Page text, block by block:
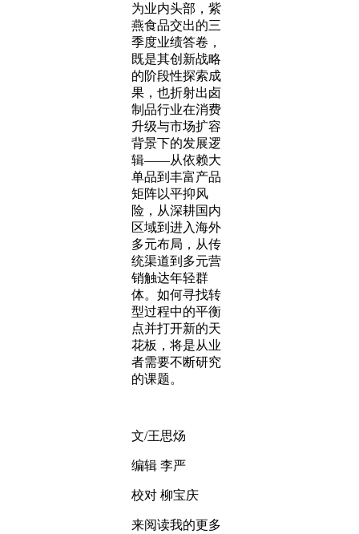
为业内头部，紫
燕食品交出的三
季度业绩答卷，
既是其创新战略
的阶段性探索成
果，也折射出卤
制品行业在消费
升级与市场扩容
背景下的发展逻
辑——从依赖大
单品到丰富产品
矩阵以平抑风
险，从深耕国内
区域到进入海外
多元布局，从传
统渠道到多元营
销触达年轻群
体。如何寻找转
型过程中的平衡
点并打开新的天
花板，将是从业
者需要不断研究
的课题。
文/王思炀
编辑 李严
校对 柳宝庆
来阅读我的更多